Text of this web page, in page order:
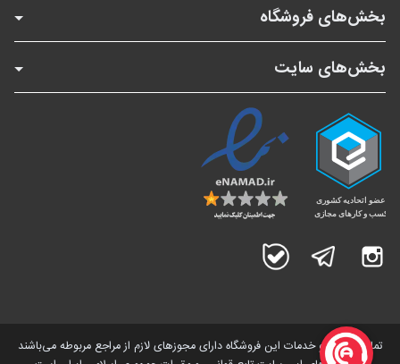
بخش‌های فروشگاه
بخش‌های سایت
اینستاگرام تلگرام
تمامی کالاها و خدمات این فروشگاه دارای مجوز‌های لازم از مراجع مربوطه می‌باشند